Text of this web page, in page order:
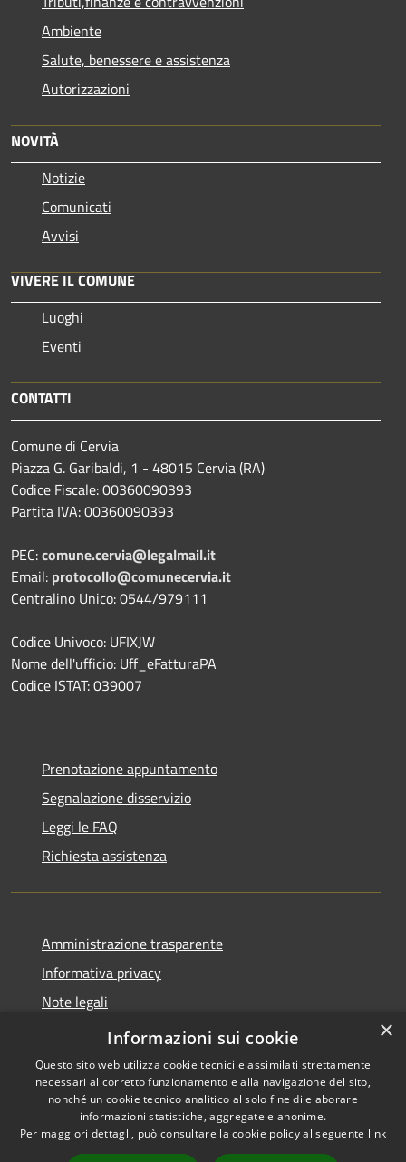
Ambiente
Salute, benessere e assistenza
Autorizzazioni
NOVITÀ
Notizie
Comunicati
Avvisi
VIVERE IL COMUNE
Luoghi
Eventi
CONTATTI
Comune di Cervia
Piazza G. Garibaldi, 1 - 48015 Cervia (RA)
Codice Fiscale: 00360090393
Partita IVA: 00360090393
PEC:comune.cervia@legalmail.it
Email: protocollo@comunecervia.it
Centralino Unico: 0544/979111
Codice Univoco: UFIXJW
Nome dell'ufficio: Uff_eFatturaPA
Codice ISTAT: 039007
Prenotazione appuntamento
Segnalazione disservizio
Leggi le FAQ
Richiesta assistenza
Amministrazione trasparente
Informativa privacy
Note legali
Dichiarazione di accessibilità
Accessibilità
Copyright © 2026 • Comune di
Cervia • Powered by
×
Informazioni sui cookie
Questo sito web utilizza cookie tecnici e assimilati strettamente
necessari al corretto funzionamento e alla navigazione del sito,
nonché un cookie tecnico analitico al solo fine di elaborare
informazioni statistiche, aggregate e anonime.
Per maggiori dettagli, può consultare la cookie policy al seguente link